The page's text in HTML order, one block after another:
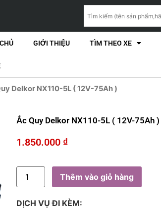
GIỚI THIỆU TÌM THEO XE
Delkor NX110-5L ( 12V-75Ah )
Ắc Quy Delkor NX110-5L ( 12V-75Ah )
1.850.000 ₫
Thêm vào giỏ hàng
DỊCH VỤ ĐI KÈM: